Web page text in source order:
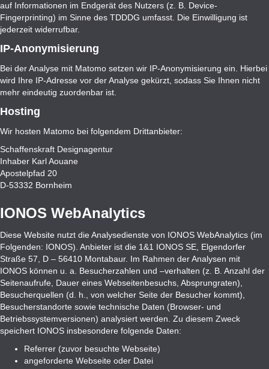
auf Informationen im Endgerät des Nutzers (z. B. Device-
Fingerprinting) im Sinne des TDDDG umfasst. Die Einwilligung ist
jederzeit widerrufbar.
IP-Anonymisierung
Bei der Analyse mit Matomo setzen wir IP-Anonymisierung ein. Hierbei
wird Ihre IP-Adresse vor der Analyse gekürzt, sodass Sie Ihnen nicht
mehr eindeutig zuordenbar ist.
Hosting
Wir hosten Matomo bei folgendem Drittanbieter:
Schaffenskraft Designagentur
Inhaber Karl Aouane
Apostelpfad 20
D-53332 Bornheim
IONOS WebAnalytics
Diese Website nutzt die Analysedienste von IONOS WebAnalytics (im
Folgenden: IONOS). Anbieter ist die 1&1 IONOS SE, Elgendorfer
Straße 57, D – 56410 Montabaur. Im Rahmen der Analysen mit
IONOS können u. a. Besucherzahlen und –verhalten (z. B. Anzahl der
Seitenaufrufe, Dauer eines Webseitenbesuchs, Absprungraten),
Besucherquellen (d. h., von welcher Seite der Besucher kommt),
Besucherstandorte sowie technische Daten (Browser- und
Betriebssystemversionen) analysiert werden. Zu diesem Zweck
speichert IONOS insbesondere folgende Daten:
Referrer (zuvor besuchte Webseite)
angeforderte Webseite oder Datei